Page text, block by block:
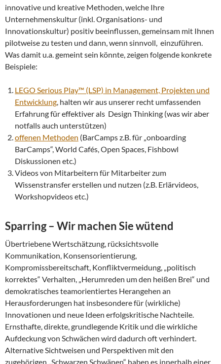
innovative und kreative Methoden, welche Ihre
Unternehmenskultur (inkl. Organisations- und
Innovationskultur) positiv beeinflussen, gemeinsam mit Ihnen
pilotweise zu testen und dann, wenn sinnvoll, einzuführen.
Was damit u.a. gemeint sein könnte, zeigen folgende konkrete
Beispiele:
LEGO Serious Play™ (LSP) in Management, Projekten und
Entwicklung , halten wir aus unserer recht umfassenden
Erfahrung für effektiver als Design Thinking (was wir aber
notfalls auch unterstützen)
offenen Methoden (BarCamps z.B. für „onboarding
BarCamps“, World Cafés, Open Spaces, Fishbowl
Diskussionen etc.)
Videos von Mitarbeitern für Mitarbeiter zum
Wissenstransfer erstellen und nutzen (z.B. Erlärvideos,
Workshopvideos etc.)
Sparring – Wir machen Sie wütend
Übertriebene Wertschätzung, rücksichtsvolle
Kommunikation, Konsensorientierung,
Kompromissbereitschaft, Konfliktvermeidung, „politisch
korrektes“ Verhalten, „Herumreden um den heißen Brei“ und
demokratisches teamorientiertes Herangehen an
Herausforderungen hat insbesondere für (wirkliche)
Innovationen und neue Ideen erfolgskritische Nachteile.
Ernsthafte, direkte, grundlegende Kritik und die wirkliche
Aufdeckung von Schwächen wird dadurch oft verhindert.
Alternative Sichtweisen und Perspektiven mit den
zugehörigen „Schwarzen Schwänen“ haben es innerhalb einer